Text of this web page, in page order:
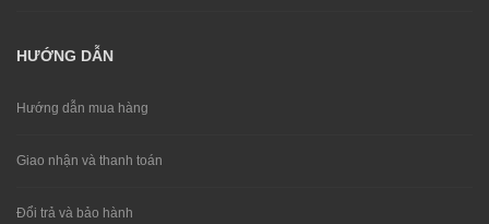
HƯỚNG DẪN
Hướng dẫn mua hàng
Giao nhận và thanh toán
Đổi trả và bảo hành